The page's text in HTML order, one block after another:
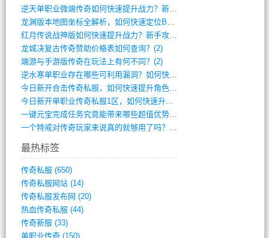
逆天单职业微端传奇如何快速提升战力？新手(4)
龙渊版本地图坐标全解析，如何快速定位BO(3)
红月传说战神版如何快速提升战力？新手攻略(3)
龙城决复古传奇赞助价格表如何查询？(2)
端游与手游版传奇在玩法上有何不同？(2)
逆水寒单职业存在哪些可利用漏洞？如何快速(1)
今日新开合击传奇私服，如何快速提升角色战(0)
今日新开单职业传奇私服1区，如何快速升级(0)
一键元宝完成任务究竟能带来哪些超值优势？(0)
一个特戒对传奇玩家来说真的就够用了吗？(0)
最热标签
传奇私服 (650)
传奇私服网站(14)
传奇私服发布网 (20)
热血传奇私服 (44)
传奇新服 (33)
单职业传奇(150)